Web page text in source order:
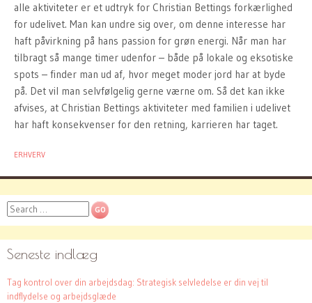
alle aktiviteter er et udtryk for Christian Bettings forkærlighed
for udelivet. Man kan undre sig over, om denne interesse har
haft påvirkning på hans passion for grøn energi. Når man har
tilbragt så mange timer udenfor – både på lokale og eksotiske
spots – finder man ud af, hvor meget moder jord har at byde
på. Det vil man selvfølgelig gerne værne om. Så det kan ikke
afvises, at Christian Bettings aktiviteter med familien i udelivet
har haft konsekvenser for den retning, karrieren har taget.
ERHVERV
Search
Seneste indlæg
Tag kontrol over din arbejdsdag: Strategisk selvledelse er din vej til
indflydelse og arbejdsglæde